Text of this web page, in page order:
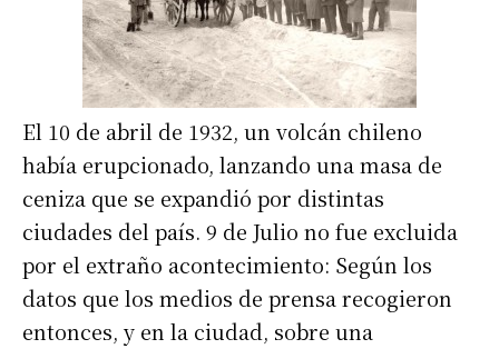
El 10 de abril de 1932, un volcán chileno
había erupcionado, lanzando una masa de
ceniza que se expandió por distintas
ciudades del país. 9 de Julio no fue excluida
por el extraño acontecimiento: Según los
datos que los medios de prensa recogieron
entonces, y en la ciudad, sobre una